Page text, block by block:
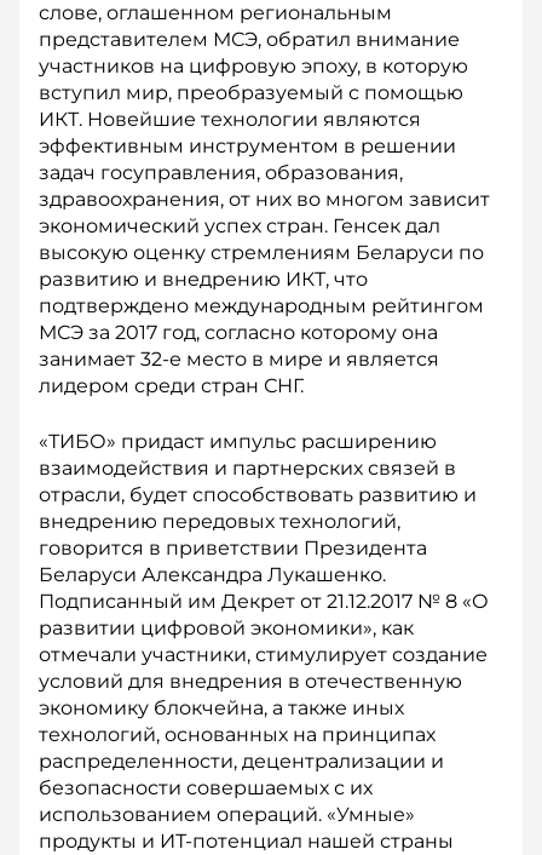
слове, оглашенном региональным
представителем МСЭ, обратил внимание
участников на цифровую эпоху, в которую
вступил мир, преобразуемый с помощью
ИКТ. Новейшие технологии являются
эффективным инструментом в решении
задач госуправления, образования,
здравоохранения, от них во многом зависит
экономический успех стран. Генсек дал
высокую оценку стремлениям Беларуси по
развитию и внедрению ИКТ, что
подтверждено международным рейтингом
МСЭ за 2017 год, согласно которому она
занимает 32-е место в мире и является
лидером среди стран СНГ.
«ТИБО» придаст импульс расширению
взаимодействия и партнерских связей в
отрасли, будет способствовать развитию и
внедрению передовых технологий,
говорится в приветствии Президента
Беларуси Александра Лукашенко.
Подписанный им Декрет от 21.12.2017 № 8 «О
развитии цифровой экономики», как
отмечали участники, стимулирует создание
условий для внедрения в отечественную
экономику блокчейна, а также иных
технологий, основанных на принципах
распределенности, децентрализации и
безопасности совершаемых с их
использованием операций. «Умные»
продукты и ИТ-потенциал нашей страны